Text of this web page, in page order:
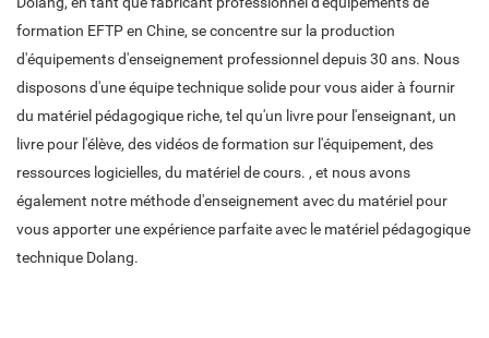
formation EFTP en Chine, se concentre sur la production
d'équipements d'enseignement professionnel depuis 30 ans. Nous
disposons d'une équipe technique solide pour vous aider à fournir
du matériel pédagogique riche, tel qu'un livre pour l'enseignant, un
livre pour l'élève, des vidéos de formation sur l'équipement, des
ressources logicielles, du matériel de cours. , et nous avons
également notre méthode d'enseignement avec du matériel pour
vous apporter une expérience parfaite avec le matériel pédagogique
technique Dolang.